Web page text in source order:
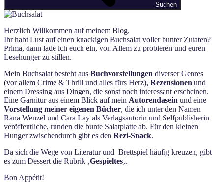
Suchen
Herzlich Willkommen auf meinem Blog.
Ihr habt Lust auf einen knackigen Buchsalat voller bunter Zutaten?
Prima, dann lade ich euch ein, von Allem zu probieren und euren
Lesehunger zu stillen.
Mein Buchsalat besteht aus Buchvorstellungen diverser Genres
(vor allem Crime & Thrill und alles fürs Herz), Rezensionen und
einem Dressing aus Dingen, die sonst noch interessant erscheinen.
Eine Garnitur aus einem Blick auf mein Autorendasein und eine
Vorstellung meiner eigenen Bücher, die ich unter den Namen
Rana Wenzel und Cara Lay als Verlagsautorin und Selfpublisherin
veröffentliche, runden die bunte Salatplatte ab. Für den kleinen
Hunger zwischendurch gibt es den Rezi-Snack.
Da sich die Wege von Literatur und Brettspiel häufig kreuzen, gibt
es zum Dessert die Rubrik ‚Gespieltes‚.
Bon Appétit!